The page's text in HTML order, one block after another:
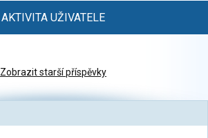
AKTIVITA UŽIVATELE
Zobrazit starší příspěvky